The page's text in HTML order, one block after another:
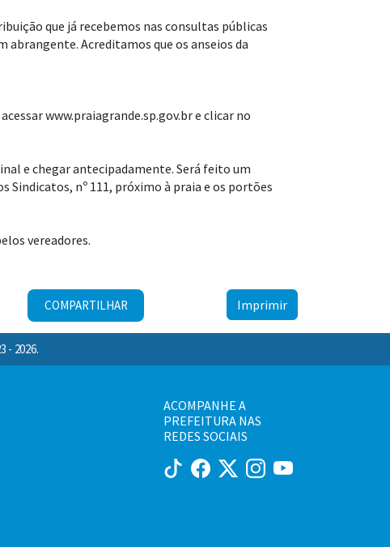
que já recebemos nas consultas públicas
Acreditamos que os anseios da
www.praiagrande.sp.gov.br e clicar no
e chegar antecipadamente. Será feito um
Sindicatos, nº 111, próximo à praia e os portões
vereadores.
COMPARTILHAR Imprimir
- 2026.
ACOMPANHE A
PREFEITURA NAS
REDES SOCIAIS